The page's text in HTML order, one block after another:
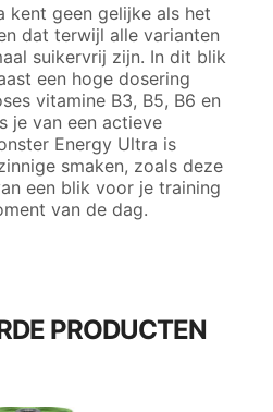
kent geen gelijke als het
dat terwijl alle varianten
suikervrij zijn. In dit blik
een hoge dosering
vitamine B3, B5, B6 en
je van een actieve
Energy Ultra is
smaken, zoals deze
een blik voor je training
van de dag.
PRODUCTEN